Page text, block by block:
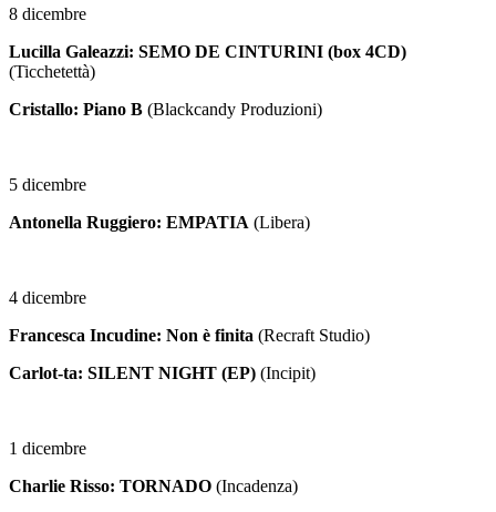
8 dicembre
Lucilla Galeazzi: SEMO DE CINTURINI (box 4CD)
(Ticchetettà)
Cristallo: Piano B (Blackcandy Produzioni)
5 dicembre
Antonella Ruggiero: EMPATIA (Libera)
4 dicembre
Francesca Incudine: Non è finita (Recraft Studio)
Carlot-ta: SILENT NIGHT (EP) (Incipit)
1 dicembre
Charlie Risso: TORNADO (Incadenza)